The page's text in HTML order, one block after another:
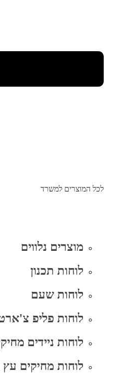
לכל המוצרים למשרד
מוצרים נלווים
לוחות תכנון
לוחות שעם
לוחות פליפ
לוחות ניידים
לוחות מחיקים עץ